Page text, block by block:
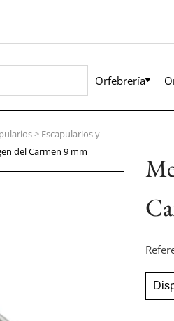
Orfebrería
> Escapularios y
del Carmen 9 mm